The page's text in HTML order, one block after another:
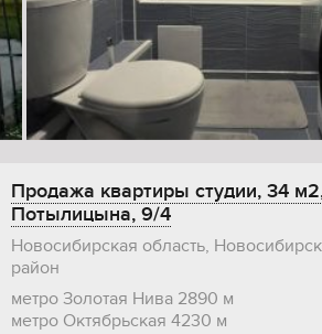
Продажа квартиры студии, 34
Потылицына, 9/4
Новосибирская область,
район
метро Золотая Нива 2890 м
метро Октябрьская 4230 м